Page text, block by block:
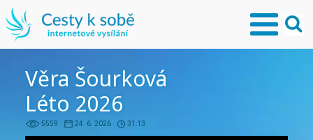
Věra Šourková
Léto 2026
5559 24. 6. 2026 31:13